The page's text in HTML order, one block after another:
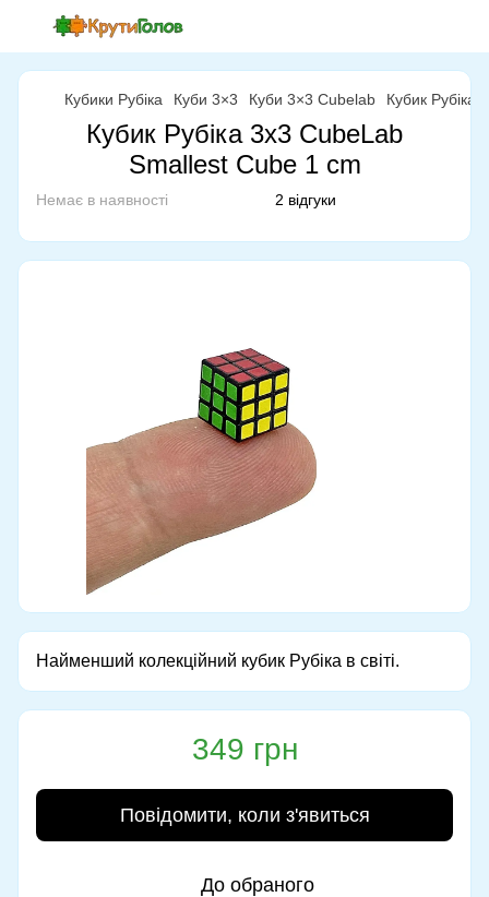
Кубики Рубіка Куби 3×3 Куби 3×3 Cubelab Кубик Рубіка
Кубик Рубіка 3x3 CubeLab
Smallest Cube 1 cm
Немає в наявності 2 відгуки
Найменший колекційний кубик Рубіка в світі.
349 грн
Повідомити, коли з'явиться
До обраного